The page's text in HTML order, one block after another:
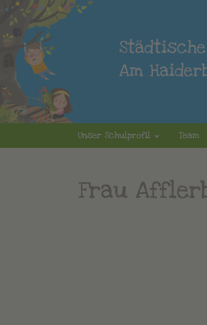
Am
Unser Schulprofil Team
Frau